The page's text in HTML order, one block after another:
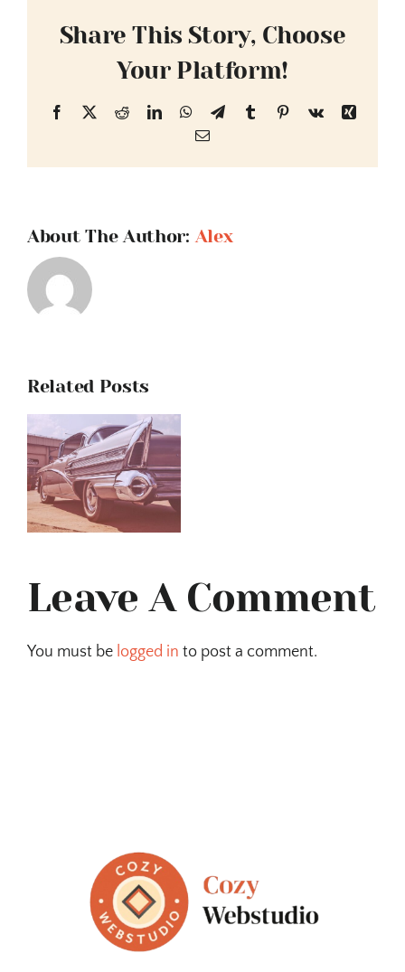
Share This Story, Choose
Your Platform!
Facebook
X RedditLinkedInWhatsApp
TelegramTumblrPinterest
Vk
Xing
Email
About The Author:Alex
Related Posts
Leave A Comment
You must be logged in to post a comment.